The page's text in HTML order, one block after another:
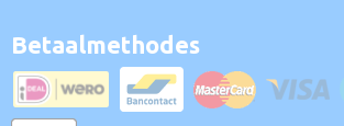
Betaalmethodes